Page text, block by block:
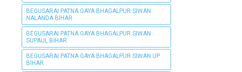
BEGUSARAI PATNA GAYA BHAGALPUR SIWAN
NALANDA BIHAR
BEGUSARAI PATNA GAYA BHAGALPUR SIWAN
SUPAUL BIHAR
BEGUSARAI PATNA GAYA BHAGALPUR SIWAN UP
BIHAR